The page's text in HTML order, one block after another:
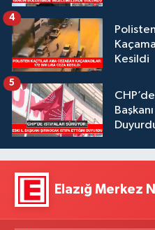
Kesildi
4
5
Elazığ Merkez